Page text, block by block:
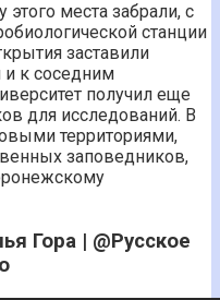
этого места забрали, с
станции
заставили
и к соседним
получил еще
для исследований. В
территориями,
заповедников,
Гора | @Русское